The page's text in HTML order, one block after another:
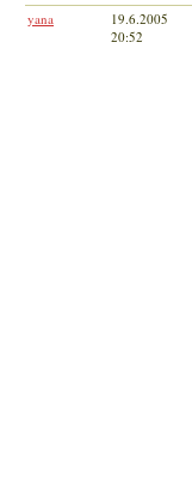
yana
19.6.2005
20:52